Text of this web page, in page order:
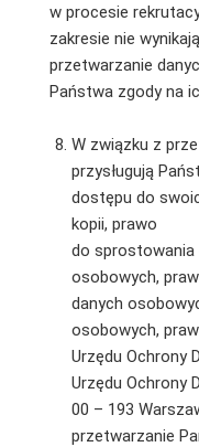
w procesie
zakresie nie
przetwarzanie
Państwa zgody na
W związku z
przysługują
dostępu do
kopii, prawo
do sprostowania
osobowych,
danych
osobowych,
Urzędu Ochrony
Urzędu Ochrony
00 – 193
przetwarzanie